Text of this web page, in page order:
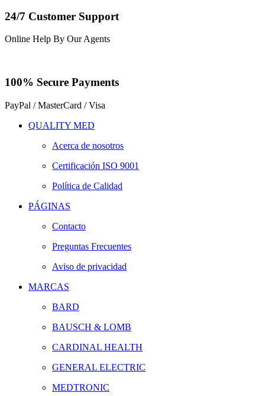
24/7 Customer Support
Online Help By Our Agents
100% Secure Payments
PayPal / MasterCard / Visa
QUALITY MED
Acerca de nosotros
Certificación ISO 9001
Política de Calidad
PÁGINAS
Contacto
Preguntas Frecuentes
Aviso de privacidad
MARCAS
BARD
BAUSCH & LOMB
CARDINAL HEALTH
GENERAL ELECTRIC
MEDTRONIC